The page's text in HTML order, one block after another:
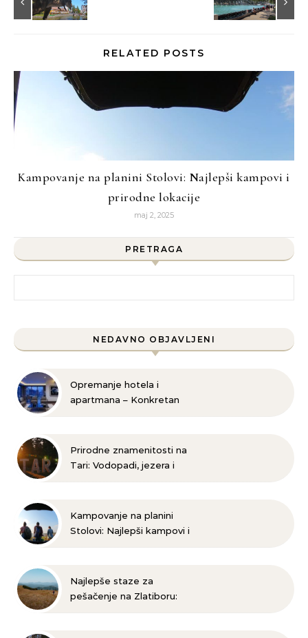
RELATED POSTS
Kampovanje na planini Stolovi: Najlepši kampovi i
prirodne lokacije
maj 2, 2025
PRETRAGA
NEDAVNO OBJAVLJENI
Opremanje hotela i
apartmana – Konkretan
Prirodne znamenitosti na
Tari: Vodopadi, jezera i
Kampovanje na planini
Stolovi: Najlepši kampovi i
Najlepše staze za
pešačenje na Zlatiboru: